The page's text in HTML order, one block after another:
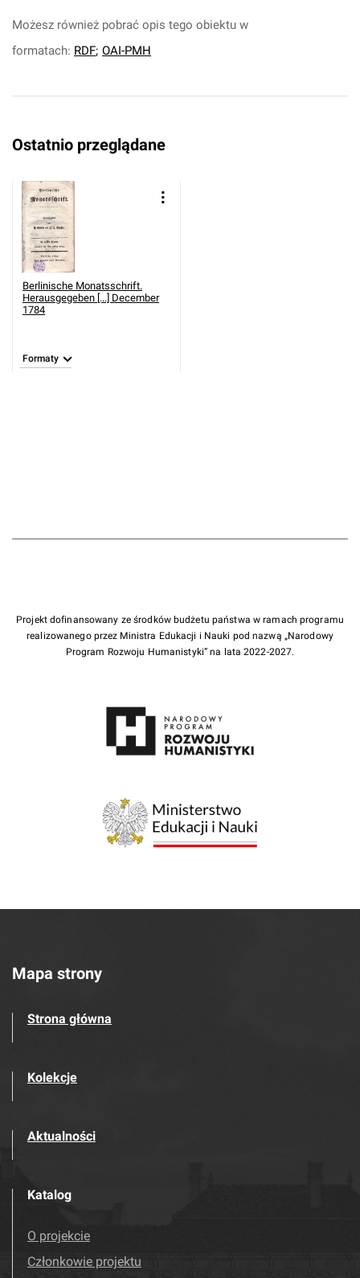
Możesz również pobrać opis tego obiektu w
formatach: RDF; OAI-PMH
Ostatnio przeglądane
Berlinische Monatsschrift.
Herausgegeben [...] December
1784
Formaty
Projekt dofinansowany ze środków budżetu państwa w ramach programu
realizowanego przez Ministra Edukacji i Nauki pod nazwą „Narodowy
Program Rozwoju Humanistyki” na lata 2022-2027.
Mapa strony
Strona główna
Kolekcje
Aktualności
Katalog
O projekcie
Członkowie projektu